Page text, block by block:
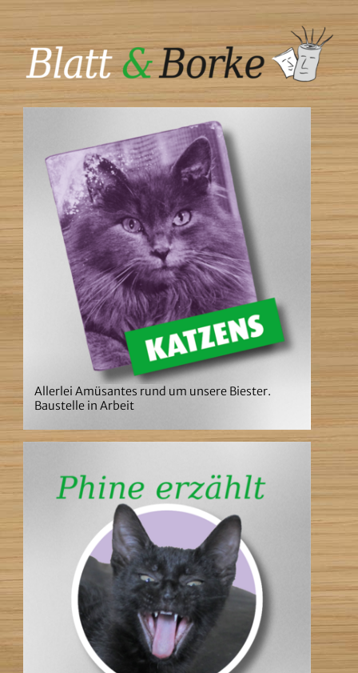
Allerlei Amüsantes rund um unsere Biester.
Baustelle in Arbeit